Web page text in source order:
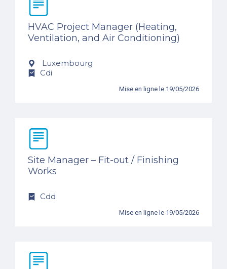
HVAC Project Manager (Heating,
Ventilation, and Air Conditioning)
Luxembourg
Cdi
Mise en ligne le 19/05/2026
Site Manager – Fit-out / Finishing
Works
Cdd
Mise en ligne le 19/05/2026